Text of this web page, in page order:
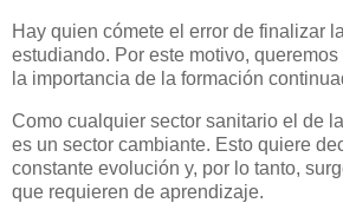
Hay quien cómete el error de finalizar
estudiando. Por este motivo,
la importancia de la formación
Como cualquier sector sanitario el de
es un sector cambiante. Esto quiere
constante evolución y, por lo tanto,
que requieren de aprendizaje.